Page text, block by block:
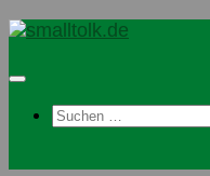
Skip
content
Suchen